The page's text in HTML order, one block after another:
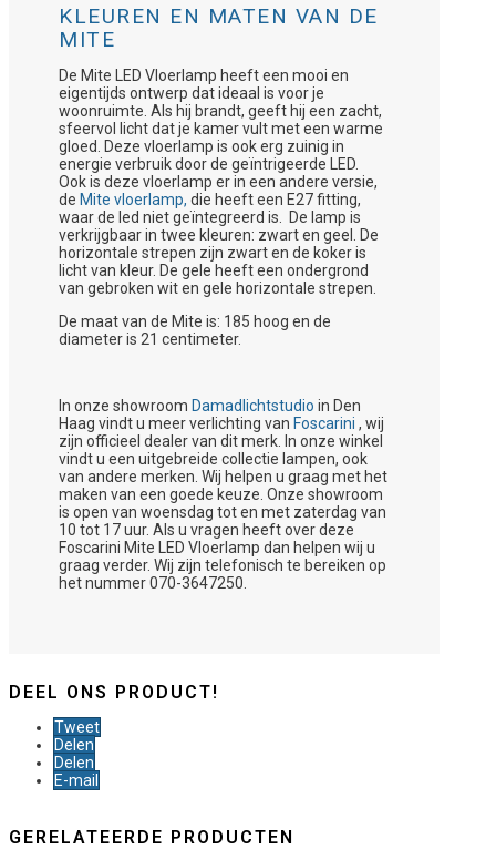
KLEUREN EN MATEN VAN DE
MITE
De Mite LED Vloerlamp heeft een mooi en
eigentijds ontwerp dat ideaal is voor je
woonruimte. Als hij brandt, geeft hij een zacht,
sfeervol licht dat je kamer vult met een warme
gloed. Deze vloerlamp is ook erg zuinig in
energie verbruik door de geïntrigeerde LED.
Ook is deze vloerlamp er in een andere versie,
de Mite vloerlamp, die heeft een E27 fitting,
waar de led niet geïntegreerd is. De lamp is
verkrijgbaar in twee kleuren: zwart en geel. De
horizontale strepen zijn zwart en de koker is
licht van kleur. De gele heeft een ondergrond
van gebroken wit en gele horizontale strepen.
De maat van de Mite is: 185 hoog en de
diameter is 21 centimeter.
In onze showroom Damadlichtstudio in Den
Haag vindt u meer verlichting van Foscarini , wij
zijn officieel dealer van dit merk. In onze winkel
vindt u een uitgebreide collectie lampen, ook
van andere merken. Wij helpen u graag met het
maken van een goede keuze. Onze showroom
is open van woensdag tot en met zaterdag van
10 tot 17 uur. Als u vragen heeft over deze
Foscarini Mite LED Vloerlamp dan helpen wij u
graag verder. Wij zijn telefonisch te bereiken op
het nummer 070-3647250.
DEEL ONS PRODUCT!
Tweet
Delen
Delen
E-mail
GERELATEERDE PRODUCTEN